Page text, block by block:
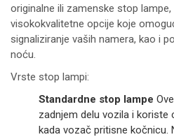
originalne ili zamenske stop
visokokvalitetne opcije koje
signaliziranje vaših namera, kao i
noću.
Vrste stop lampi:
Standardne stop lampe
zadnjem delu vozila i koriste
kada vozač pritisne kočnicu.